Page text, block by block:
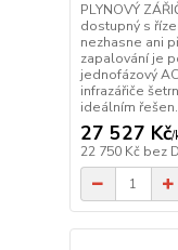
PLYNOVÝ
dostupný s
nezhasne ani
zapalování je
jednofázový
infrazářiče
ideálním
27 527 Kč/
22 750 Kč bez